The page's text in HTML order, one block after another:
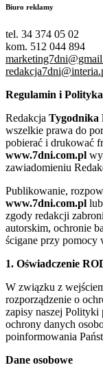
Biuro reklamy
tel. 34 374 05 02
kom. 512 044 894
Regulamin i
Redakcja Tygodnika
wszelkie prawa do
pobierać i drukować
www.7dni.com.pl
zawiadomieniu
Publikowanie,
www.7dni.com.pl
zgody redakcji
autorskim, ochronie
ścigane przy pomocy
1. Oświadczenie
W związku z
rozporządzenie o
zapisy naszej Polityki
ochrony danych
poinformowania
Dane osobowe